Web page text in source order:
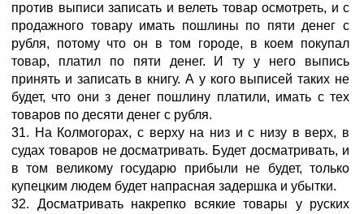
против выписи записать и велеть товар осмотреть, и с
продажного товару имать пошлины по пяти денег с
рубля, потому что он в том городе, в коем покупал
товар, платил по пяти денег. И ту у него выпись
принять и записать в книгу. А у кого выписей таких не
будет, что они з денег пошлину платили, имать с тех
товаров по десяти денег с рубля.
31. На Колмогорах, с верху на низ и с низу в верх, в
судах товаров не досматривать. Будет досматривать, и
в том великому государю прибыли не будет, только
купецким людем будет напрасная задершка и убытки.
32. Досматривать накрепко всякие товары у руских